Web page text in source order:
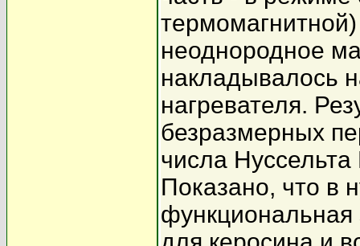
неоднородное
накладывалось
нагревателя.
безразмерных
числа
Показано, что в
функциональная